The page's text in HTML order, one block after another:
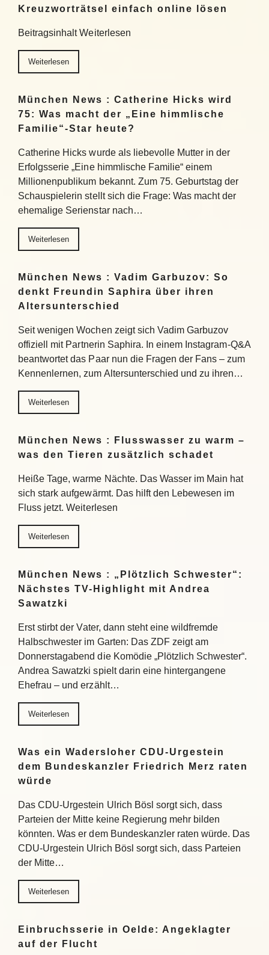
Kreuzworträtsel einfach online lösen
Beitragsinhalt Weiterlesen
Weiterlesen
München News : Catherine Hicks wird
75: Was macht der „Eine himmlische
Familie“-Star heute?
Catherine Hicks wurde als liebevolle Mutter in der
Erfolgsserie „Eine himmlische Familie“ einem
Millionenpublikum bekannt. Zum 75. Geburtstag der
Schauspielerin stellt sich die Frage: Was macht der
ehemalige Serienstar nach…
Weiterlesen
München News : Vadim Garbuzov: So
denkt Freundin Saphira über ihren
Altersunterschied
Seit wenigen Wochen zeigt sich Vadim Garbuzov
offiziell mit Partnerin Saphira. In einem Instagram-Q&A
beantwortet das Paar nun die Fragen der Fans – zum
Kennenlernen, zum Altersunterschied und zu ihren…
Weiterlesen
München News : Flusswasser zu warm –
was den Tieren zusätzlich schadet
Heiße Tage, warme Nächte. Das Wasser im Main hat
sich stark aufgewärmt. Das hilft den Lebewesen im
Fluss jetzt. Weiterlesen
Weiterlesen
München News : „Plötzlich Schwester“:
Nächstes TV-Highlight mit Andrea
Sawatzki
Erst stirbt der Vater, dann steht eine wildfremde
Halbschwester im Garten: Das ZDF zeigt am
Donnerstagabend die Komödie „Plötzlich Schwester“.
Andrea Sawatzki spielt darin eine hintergangene
Ehefrau – und erzählt…
Weiterlesen
Was ein Wadersloher CDU-Urgestein
dem Bundeskanzler Friedrich Merz raten
würde
Das CDU-Urgestein Ulrich Bösl sorgt sich, dass
Parteien der Mitte keine Regierung mehr bilden
könnten. Was er dem Bundeskanzler raten würde. Das
CDU-Urgestein Ulrich Bösl sorgt sich, dass Parteien
der Mitte…
Weiterlesen
Einbruchsserie in Oelde: Angeklagter
auf der Flucht